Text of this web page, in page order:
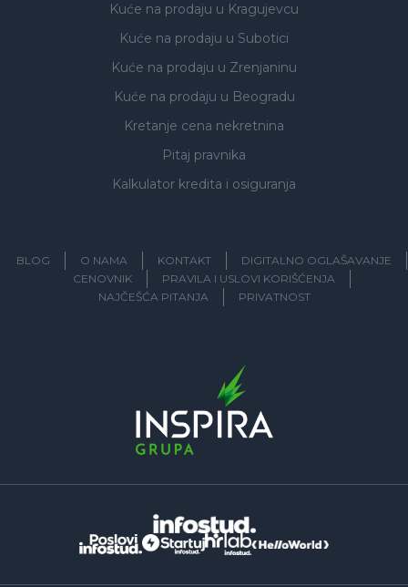
Kuće na prodaju u Kragujevcu
Kuće na prodaju u Subotici
Kuće na prodaju u Zrenjaninu
Kuće na prodaju u Beogradu
Kretanje cena nekretnina
Pitaj pravnika
Kalkulator kredita i osiguranja
BLOG O NAMA KONTAKT
DIGITALNO OGLAŠAVANJE
CENOVNIK
PRAVILA I USLOVI KORIŠĆENJA
NAJČEŠĆA PITANJA
PRIVATNOST